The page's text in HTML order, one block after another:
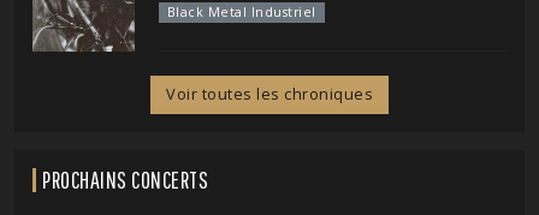
Black Metal Industriel
Voir toutes les chroniques
PROCHAINS CONCERTS